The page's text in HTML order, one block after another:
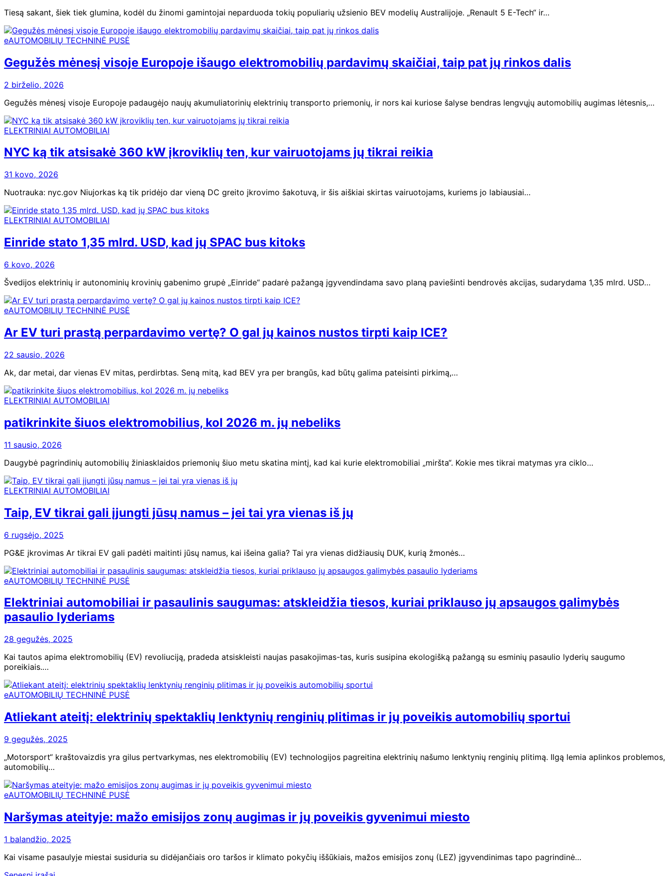
Tiesą sakant, šiek tiek glumina, kodėl du žinomi gamintojai neparduoda tokių populiarių užsienio BEV modelių Australijoje. „Renault 5 E-Tech“ ir…
eAUTOMOBILIŲ TECHNINĖ PUSĖ
Gegužės mėnesį visoje Europoje išaugo elektromobilių pardavimų skaičiai, taip pat jų rinkos dalis
2 birželio, 2026
Gegužės mėnesį visoje Europoje padaugėjo naujų akumuliatorinių elektrinių transporto priemonių, ir nors kai kuriose šalyse bendras lengvųjų automobilių augimas lėtesnis,…
ELEKTRINIAI AUTOMOBILIAI
NYC ką tik atsisakė 360 kW įkroviklių ten, kur vairuotojams jų tikrai reikia
31 kovo, 2026
Nuotrauka: nyc.gov Niujorkas ką tik pridėjo dar vieną DC greito įkrovimo šakotuvą, ir šis aiškiai skirtas vairuotojams, kuriems jo labiausiai…
ELEKTRINIAI AUTOMOBILIAI
Einride stato 1,35 mlrd. USD, kad jų SPAC bus kitoks
6 kovo, 2026
Švedijos elektrinių ir autonominių krovinių gabenimo grupė „Einride“ padarė pažangą įgyvendindama savo planą paviešinti bendrovės akcijas, sudarydama 1,35 mlrd. USD…
eAUTOMOBILIŲ TECHNINĖ PUSĖ
Ar EV turi prastą perpardavimo vertę? O gal jų kainos nustos tirpti kaip ICE?
22 sausio, 2026
Ak, dar metai, dar vienas EV mitas, perdirbtas. Seną mitą, kad BEV yra per brangūs, kad būtų galima pateisinti pirkimą,…
ELEKTRINIAI AUTOMOBILIAI
patikrinkite šiuos elektromobilius, kol 2026 m. jų nebeliks
11 sausio, 2026
Daugybė pagrindinių automobilių žiniasklaidos priemonių šiuo metu skatina mintį, kad kai kurie elektromobiliai „miršta“. Kokie mes tikrai matymas yra ciklo…
ELEKTRINIAI AUTOMOBILIAI
Taip, EV tikrai gali įjungti jūsų namus – jei tai yra vienas iš jų
6 rugsėjo, 2025
PG&E įkrovimas Ar tikrai EV gali padėti maitinti jūsų namus, kai išeina galia? Tai yra vienas didžiausių DUK, kurią žmonės…
eAUTOMOBILIŲ TECHNINĖ PUSĖ
Elektriniai automobiliai ir pasaulinis saugumas: atskleidžia tiesos, kuriai priklauso jų apsaugos galimybės
pasaulio lyderiams
28 gegužės, 2025
Kai tautos apima elektromobilių (EV) revoliuciją, pradeda atsiskleisti naujas pasakojimas-tas, kuris susipina ekologišką pažangą su esminių pasaulio lyderių saugumo
poreikiais.…
eAUTOMOBILIŲ TECHNINĖ PUSĖ
Atliekant ateitį: elektrinių spektaklių lenktynių renginių plitimas ir jų poveikis automobilių sportui
9 gegužės, 2025
„Motorsport“ kraštovaizdis yra gilus pertvarkymas, nes elektromobilių (EV) technologijos pagreitina elektrinių našumo lenktynių renginių plitimą. Ilgą lemia aplinkos problemos,
automobilių…
eAUTOMOBILIŲ TECHNINĖ PUSĖ
Naršymas ateityje: mažo emisijos zonų augimas ir jų poveikis gyvenimui miesto
1 balandžio, 2025
Kai visame pasaulyje miestai susiduria su didėjančiais oro taršos ir klimato pokyčių iššūkiais, mažos emisijos zonų (LEZ) įgyvendinimas tapo pagrindinė…